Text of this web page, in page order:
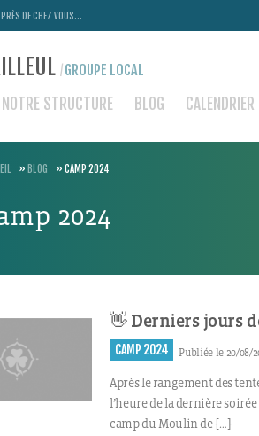
PRÈS DE CHEZ VOUS...
/GROUPE LOCAL
NOTRE STRUCTURE BLOG CALENDRIER
» BLOG » CAMP 2024
2024
👋 Derniers jours
CAMP 2024 Publiée le 20/08/
Après le rangement des
l’heure de la dernière
camp du Moulin de […]